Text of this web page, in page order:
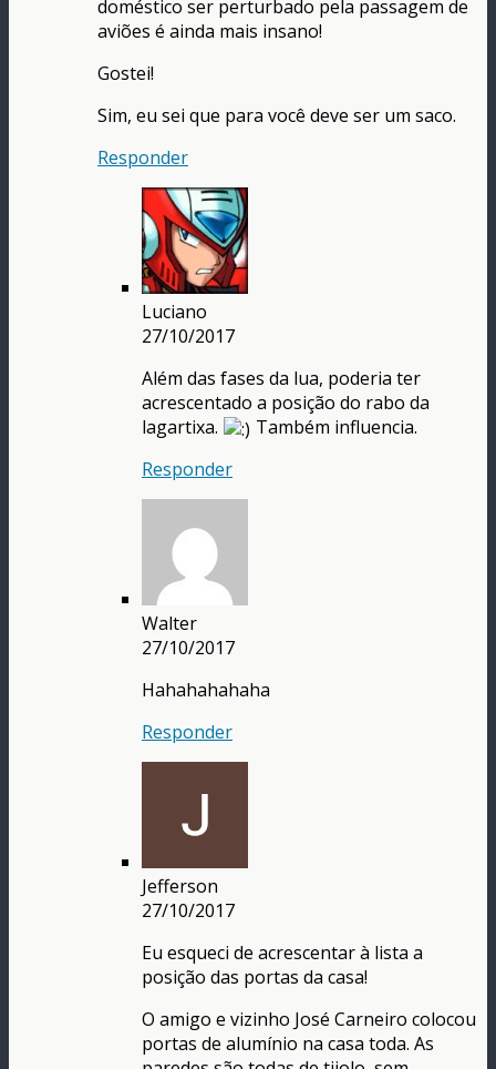
doméstico ser perturbado pela passagem de
aviões é ainda mais insano!
Gostei!
Sim, eu sei que para você deve ser um saco.
Responder
Luciano
27/10/2017
Além das fases da lua, poderia ter
acrescentado a posição do rabo da
lagartixa.
Também influencia.
Responder
Walter
27/10/2017
Hahahahahaha
Responder
Jefferson
27/10/2017
Eu esqueci de acrescentar à lista a
posição das portas da casa!
O amigo e vizinho José Carneiro colocou
portas de alumínio na casa toda. As